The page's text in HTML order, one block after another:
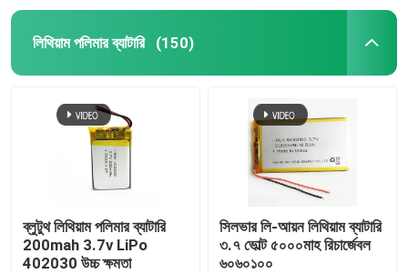
লি-আয়ন ব্যাটারি সেল
LiFePo4 এনার্জি স্টোরেজ ব্যাটারি
সোলার লিথিয়াম আয়ন ব্যাটারি
ব্যাটারি ম্যানেজমেন্ট সিস্টেম
লিথিয়াম পলিমার ব্যাটারি (150)
ব্লুটুথ লিথিয়াম পলিমার ব্যাটারি
200mah 3.7v LiPo
402030 উচ্চ ক্ষমতা
সিলভার লি-আয়ন লিথিয়াম ব্যাটারি
৩.৭ ভোল্ট ৫০০০মাহ রিচার্জেবল
৬০৬০১০০